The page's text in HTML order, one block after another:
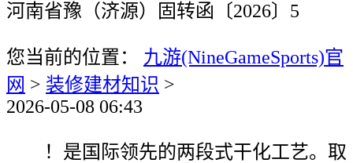
河南省豫（济源）固转函〔2026〕5
您当前的位置： 九游(NineGameSports)官
网 > 装修建材知识 >
2026-05-08 06:43
！是国际领先的两段式干化工艺。取